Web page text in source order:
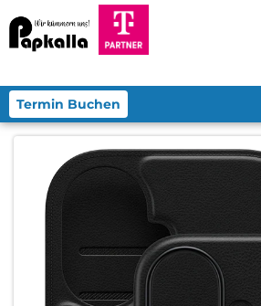
Termin Buchen